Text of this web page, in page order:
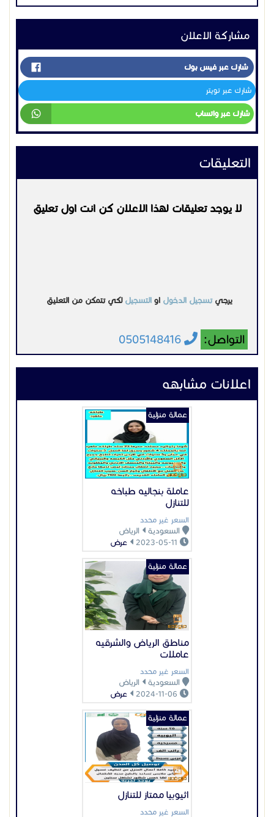
مشاركة الاعلان
شارك عبر فيس بوك
شارك عبر تويتر
شارك عبر واتساب
التعليقات
لا يوجد تعليقات لهذا الاعلان كن انت اول تعليق
يرجيتسجيل الدخول او التسجيل لكي تتمكن من التعليق
التواصل: 0505148416
اعلانات مشابهه
عاملة بنجاليه طباخه
للتنازل
السعر غير محدد
السعودية
الرياض
عرض
عمالة منزلية
مناطق الرياض والشرقيه
عاملات
السعر غير محدد
السعودية
الرياض
عرض
عمالة منزلية
اثيوبيا ممتاز للتنازل
السعر غير محدد
عمالة منزلية